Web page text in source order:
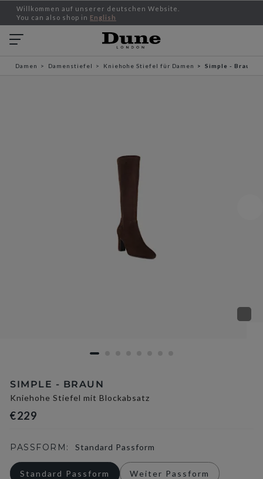
Willkommen auf unserer deutschen Website.
You can also shop in English
Damen Damenstiefel Kniehohe Stiefel für Damen Simple - Braun
SIMPLE - BRAUN
Kniehohe Stiefel mit Blockabsatz
€229
PASSFORM: Standard Passform
Standard Passform Weiter Passform